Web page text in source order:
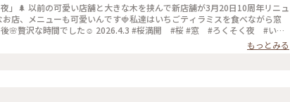
」🌲 以前の可愛い店舗と大きな木を挟んで新店舗が3月20日10周年リニュ
店、メニューも可愛いんです🍓私達はいちごティラミスを食べながら窓
後🌸贅沢な時間でした☺️ 2026.4.3 #桜満開 #桜 #窓 #ろくそく夜 #いち
もっとみる